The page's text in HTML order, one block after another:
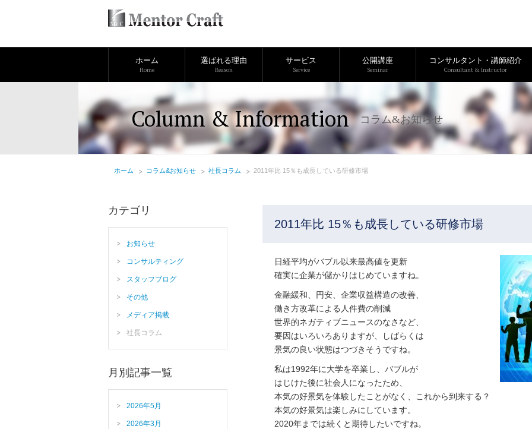
ホーム
Home
選ばれる理由
Reason
サービス
Service
公開講座
Seminar
コンサルタント・講師紹介
Consultant & Instructor
Column & Information コラム&お知らせ
ホーム コラム&お知らせ 社長コラム 2011年比 15％も成長している研修市場
2011年比 15％も成長している研修市場
日経平均がバブル以来最高値を更新
確実に企業が儲かりはじめていますね。
金融緩和、円安、企業収益構造の改善、
働き方改革による人件費の削減
世界的ネガティブニュースのなさなど、
要因はいろいろありますが、しばらくは
景気の良い状態はつづきそうですね。
私は1992年に大学を卒業し、バブルが
はじけた後に社会人になったため、
本気の好景気を体験したことがなく、これから到来する？
本気の好景気は楽しみにしています。
2020年までは続くと期待したいですね。
カテゴリ
お知らせ
コンサルティング
スタッフブログ
その他
メディア掲載
社長コラム
月別記事一覧
2026年5月
2026年3月